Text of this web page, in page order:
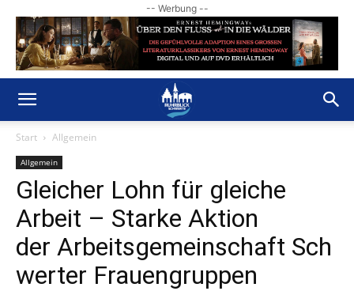
-- Werbung --
Start Allgemein
Allgemein
Gleicher Lohn für gleiche
Arbeit – Starke Aktion
der Arbeitsgemeinschaft Sch
werter Frauengruppen